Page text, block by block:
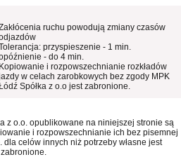
ruchu powodują zmiany czasów
przyspieszenie - 1 min.
- do 4 min.
Kopiowanie i rozpowszechnianie rozkładów
w celach zarobkowych bez zgody MPK
Spółka z o.o jest zabronione.
z o.o. opublikowane na niniejszej stronie są
i rozpowszechnianie ich bez pisemnej
dla celów innych niż potrzeby własne jest
zabronione.